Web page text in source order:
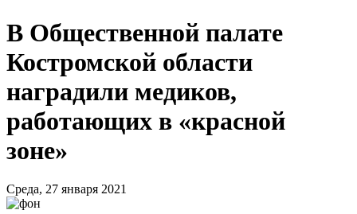
В Общественной палате
Костромской области
наградили медиков,
работающих в «красной
зоне»
Среда, 27 января 2021